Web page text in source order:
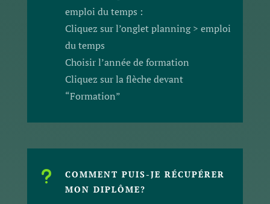
emploi du temps :
Cliquez sur l’onglet planning > emploi
du temps
Choisir l’année de formation
Cliquez sur la flèche devant
“Formation”
u
COMMENT PUIS-JE RÉCUPÉRER
MON DIPLÔME?